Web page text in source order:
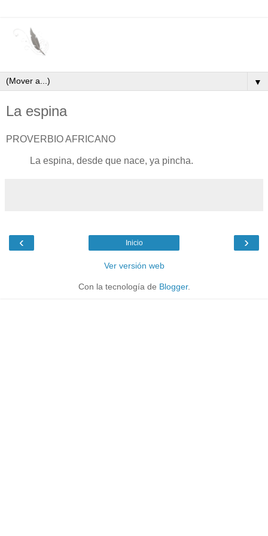
▼
La espina
PROVERBIO AFRICANO
La espina, desde que nace, ya pincha.
‹ ›
Inicio
Ver versión web
Con la tecnología de Blogger.